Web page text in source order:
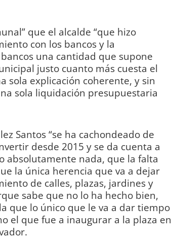
que el alcalde “que hizo
con los bancos y la
una cantidad que supone
justo cuanto más cuesta el
sola explicación coherente, y sin
sola liquidación presupuestaria
Santos “se ha cachondeado de
desde 2015 y se da cuenta a
absolutamente nada, que la falta
la única herencia que va a dejar
de calles, plazas, jardines y
sabe que no lo ha hecho bien,
que lo único que le va a dar tiempo
el que fue a inaugurar a la plaza en